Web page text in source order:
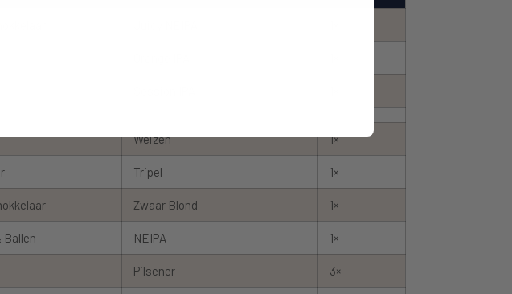
Weizen 1×
Tripel 1×
Zwaar Blond 1×
Ballen NEIPA 1×
Pilsener 3×